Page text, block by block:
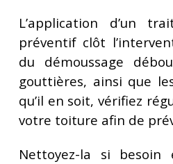
L’application d’un
préventif clôt
du démoussage
gouttières, ainsi que
qu’il en soit, vérifiez
votre toiture afin de
Nettoyez-la si besoin